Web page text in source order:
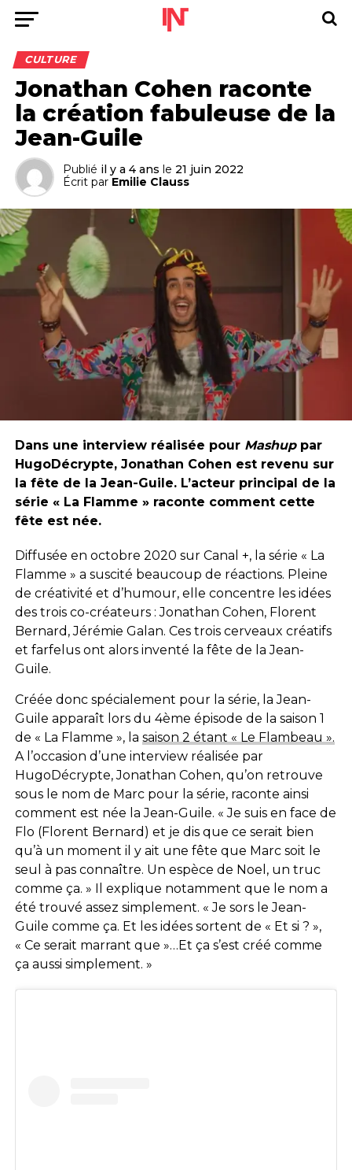
CULTURE
Jonathan Cohen raconte
la création fabuleuse de la
Jean-Guile
Publié il y a 4 ans le 21 juin 2022
Écrit par Emilie Clauss
Dans une interview réalisée pour Mashuppar
HugoDécrypte, Jonathan Cohen est revenu sur
la fête de la Jean-Guile. L’acteur principal de la
série « La Flamme » raconte comment cette
fête est née.
Diffusée en octobre 2020 sur Canal +, la série « La
Flamme » a suscité beaucoup de réactions. Pleine
de créativité et d’humour, elle concentre les idées
des trois co-créateurs : Jonathan Cohen, Florent
Bernard, Jérémie Galan. Ces trois cerveaux créatifs
et farfelus ont alors inventé la fête de la Jean-
Guile.
Créée donc spécialement pour la série, la Jean-
Guile apparaît lors du 4ème épisode de la saison 1
de « La Flamme », la saison 2 étant « Le Flambeau ».
A l’occasion d’une interview réalisée par
HugoDécrypte, Jonathan Cohen, qu’on retrouve
sous le nom de Marc pour la série, raconte ainsi
comment est née la Jean-Guile. « Je suis en face de
Flo (Florent Bernard) et je dis que ce serait bien
qu’à un moment il y ait une fête que Marc soit le
seul à pas connaître. Un espèce de Noel, un truc
comme ça. » Il explique notamment que le nom a
été trouvé assez simplement. « Je sors le Jean-
Guile comme ça. Et les idées sortent de « Et si ? »,
« Ce serait marrant que »…Et ça s’est créé comme
ça aussi simplement. »